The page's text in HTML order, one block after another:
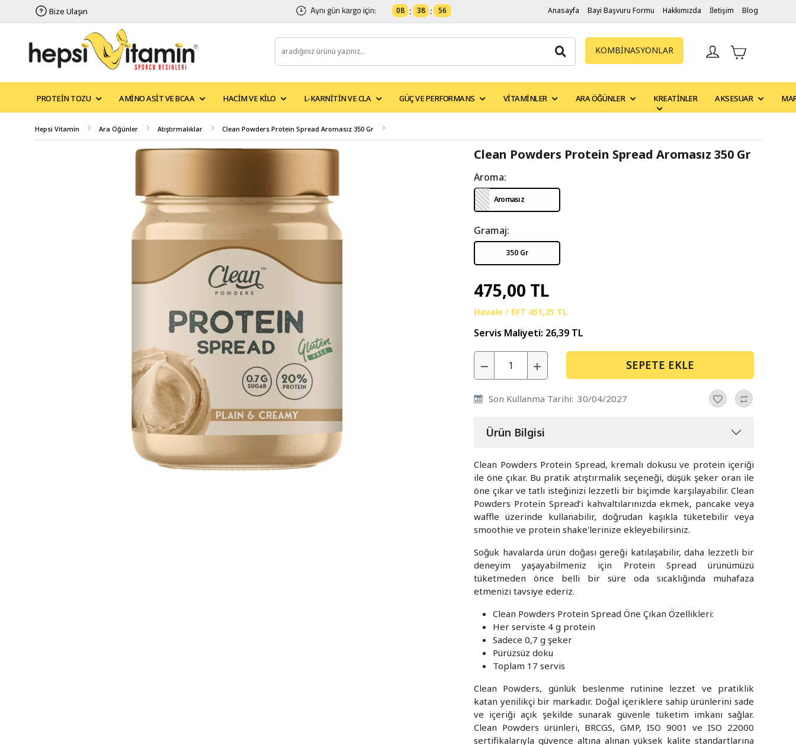
Bize Ulaşın 08 : 38 : 55 Anasayfa Bayi Başvuru Formu Hakkımızda İletişim Blog
KOMBİNASYONLAR
PROTEIN TOZU AMINO ASIT VE BCAA HACIM VE KILO L-KARNITIN VE CLA GÜÇ VE PERFORMANS VITAMINLER ARA ÖĞÜNLER KREATINLER AKSESUAR
Hepsi Vitamin Ara Öğünler Atıştırmalıklar Clean Powders Protein Spread Aromasız 350 Gr
Clean Powders Protein Spread Aromasız 350 Gr
Aroma:
Aromasız
Gramaj:
350 Gr
475,00 TL
Havale / EFT 451,25 TL
Servis Maliyeti: 26,39 TL
SEPETE EKLE
Son Kullanma Tarihi: 30/04/2027
Ürün Bilgisi
Clean Powders Protein Spread, kremalı dokusu ve protein içeriği
ile öne çıkar. Bu pratik atıştırmalık seçeneği, düşük şeker oran ile
öne çıkar ve tatlı isteğinizi lezzetli bir biçimde karşılayabilir. Clean
Powders Protein Spread’i kahvaltılarınızda ekmek, pancake veya
waffle üzerinde kullanabilir, doğrudan kaşıkla tüketebilir veya
smoothie ve protein shake'lerinize ekleyebilirsiniz.
Soğuk havalarda ürün doğası gereği katılaşabilir, daha lezzetli bir
deneyim yaşayabilmeniz için Protein Spread ürünümüzü
tüketmeden önce belli bir süre oda sıcaklığında muhafaza
etmenizi tavsiye ederiz.
Clean Powders Protein Spread Öne Çıkan Özellikleri:
Her serviste 4 g protein
Sadece 0,7 g şeker
Pürüzsüz doku
Toplam 17 servis
Clean Powders, günlük beslenme rutinine lezzet ve pratiklik
katan yenilikçi bir markadır. Doğal içeriklere sahip ürünlerini sade
ve içeriği açık şekilde sunarak güvenle tüketim imkanı sağlar.
Clean Powders ürünleri, BRCGS, GMP, ISO 9001 ve ISO 22000
sertifikalarıyla güvence altına alınan yüksek kalite standartlarına